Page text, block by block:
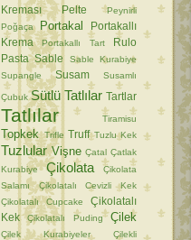
Kreması
Pelte
Peynirli
Poğaça
Portakal
Portakallı
Krema
Portakallı Tart
Rulo
Pasta Sable
Sable Kurabiye
Supangle
Susam Susamlı
Çubuk Sütlü Tatlılar Tartlar
Tatlılar Tiramisu
Topkek Trifle Truff Tuzlu Kek
Tuzlular Vişne Çatal Çatlak
Kurabiye
Çikolata
Çikolata
Salamı
Çikolatalı Cevizli Kek
Çikolatalı Cupcake
Çikolatalı
Kek
Çikolatalı Puding Çilek
Çilek Kurabiyeler
Çilekli